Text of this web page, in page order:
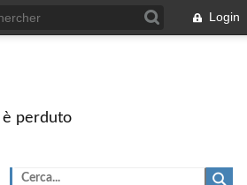
Login
è perduto